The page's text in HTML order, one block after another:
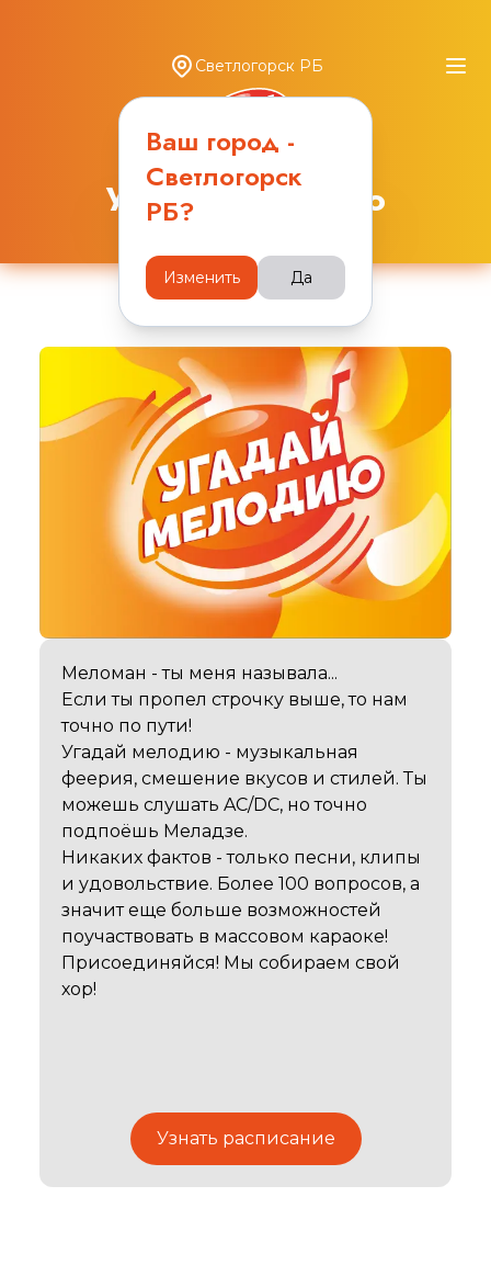
Светлогорск РБ
Ваш город -
Светлогорск
РБ?
Изменить Да
Угадай Мелодию
Меломан - ты меня называла...
Если ты пропел строчку выше, то нам
точно по пути!
Угадай мелодию - музыкальная
феерия, смешение вкусов и стилей. Ты
можешь слушать AC/DC, но точно
подпоёшь Меладзе.
Никаких фактов - только песни, клипы
и удовольствие. Более 100 вопросов, а
значит еще больше возможностей
поучаствовать в массовом караоке!
Присоединяйся! Мы собираем свой
хор!
Узнать расписание